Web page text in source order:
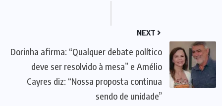
NEXT
Dorinha afirma: “Qualquer debate político
deve ser resolvido à mesa” e Amélio
Cayres diz: “Nossa proposta continua
sendo de unidade”